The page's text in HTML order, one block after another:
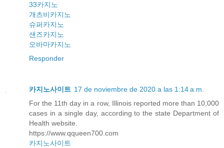
33카지노
개츠비카지노
슈퍼카지노
샌즈카지노
오바마카지노
Responder
카지노사이트 17 de noviembre de 2020 a las 1:14 a.m.
For the 11th day in a row, Illinois reported more than 10,000
cases in a single day, according to the state Department of
Health website.
https://www.qqueen700.com
카지노사이트